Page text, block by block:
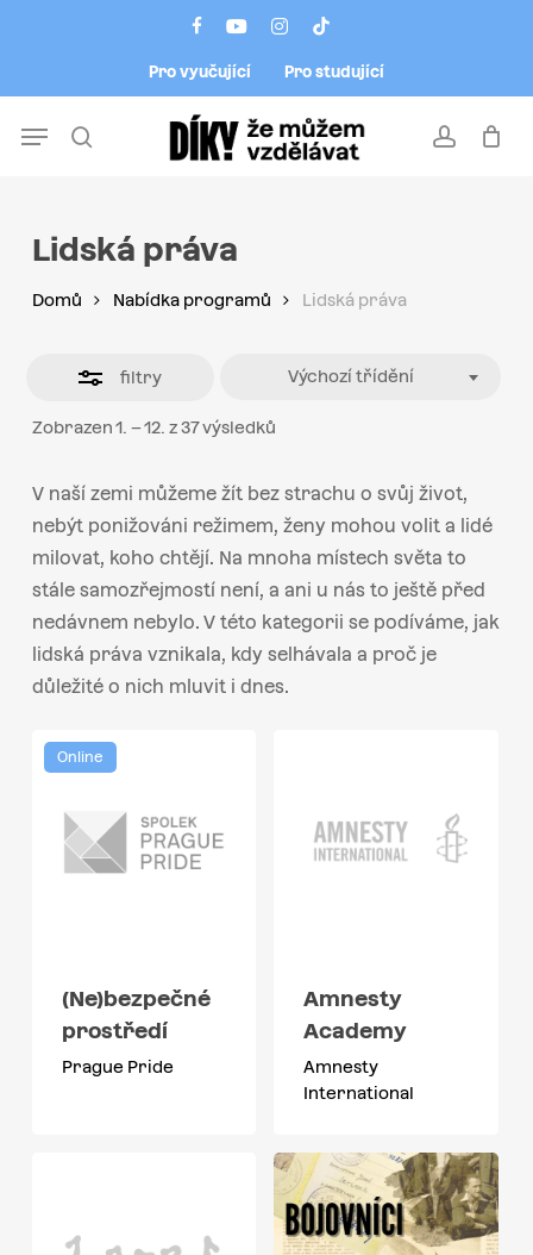
facebookyoutubeinstagram
tiktok
Pro vyučující Pro studující
account
Menu
Lidská práva
Domů Nabídka programů Lidská práva
filtry
Zobrazen 1. – 12. z 37 výsledků
Výchozí třídění
V naší zemi můžeme žít bez strachu o svůj život,
nebýt ponižováni režimem, ženy mohou volit a lidé
milovat, koho chtějí. Na mnoha místech světa to
stále samozřejmostí není, a ani u nás to ještě před
nedávnem nebylo. V této kategorii se podíváme, jak
lidská práva vznikala, kdy selhávala a proč je
důležité o nich mluvit i dnes.
Online
(Ne)bezpečné
prostředí
Prague Pride
Amnesty
Academy
Amnesty
International